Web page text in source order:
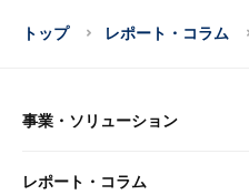
トップ レポート・コラム
事業・ソリューション
事業・ソリューション トップ
レポート・コラム